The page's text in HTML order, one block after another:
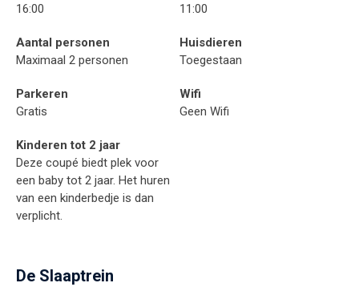
16:00
11:00
Aantal personen
Maximaal 2 personen
Huisdieren
Toegestaan
Parkeren
Gratis
Wifi
Geen Wifi
Kinderen tot 2 jaar
Deze coupé biedt plek voor
een baby tot 2 jaar. Het huren
van een kinderbedje is dan
verplicht.
De Slaaptrein